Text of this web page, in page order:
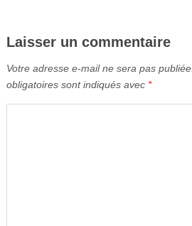
Laisser un commentaire
Votre adresse e-mail ne sera pas publiée.
obligatoires sont indiqués avec *